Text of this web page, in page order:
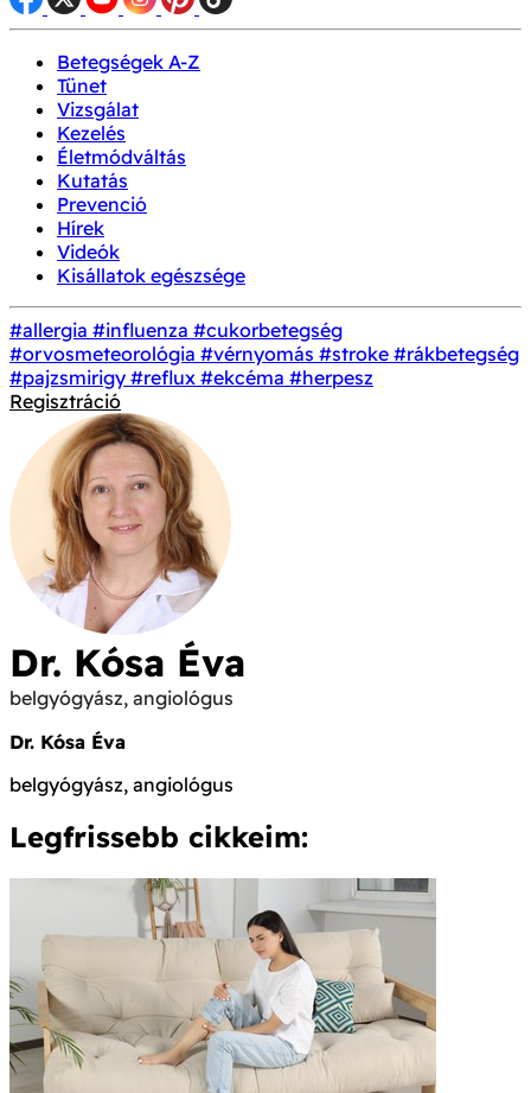
Betegségek A-Z
Tünet
Vizsgálat
Kezelés
Életmódváltás
Kutatás
Prevenció
Hírek
Videók
Kisállatok egészsége
#allergia #influenza #cukorbetegség
#orvosmeteorológia #vérnyomás #stroke #rákbetegség
#pajzsmirigy #reflux #ekcéma #herpesz
Regisztráció
Dr. Kósa Éva
belgyógyász, angiológus
Dr. Kósa Éva
belgyógyász, angiológus
Legfrissebb cikkeim: